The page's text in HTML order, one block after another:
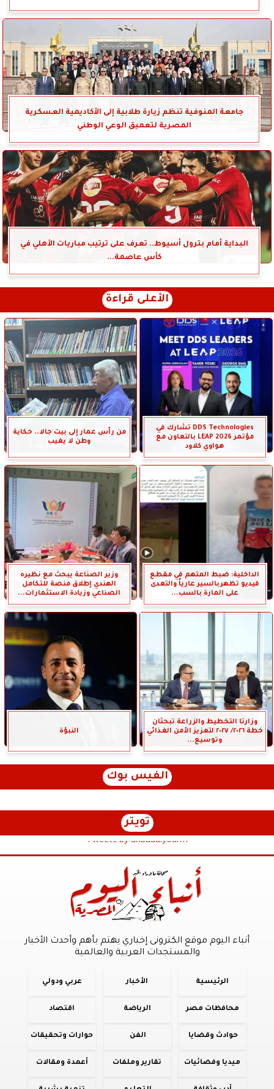
جامعة المنوفية تنظم زيارة طلابية إلى الأكاديمية العسكرية
المصرية لتعميق الوعي الوطني
البداية أمام بترول أسيوط.. تعرف على ترتيب مباريات الأهلي في
كأس عاصمة...
الأعلى قراءة
DDS Technologies تشارك في
مؤتمر LEAP 2026 بالتعاون مع
هواوي كلاود
من رأس عمار إلى بيت جالا.. حكاية
وطن لا يغيب
الداخلية: ضبط المتهم في مقطع
فيديو تظهربالسير عارياً والتعدى
على المارة بالسب...
وزير الصناعة يبحث مع نظيره
الهندي إطلاق منصة للتكامل
الصناعي وزيادة الاستثمارات...
وزارتا التخطيط والزراعة تبحثان
خطة ٢٠٢٦/ ٢٠٢٧ لتعزيز الأمن الغذائي
وتوسيع...
النبؤة
الفيس بوك
تويتر
Tweets by anbaaalyoum1
أنباء اليوم موقع الكترونى إخباري يهتم بأهم وأحدث الأخبار
والمستجدات العربية والعالمية
الرئيسية الأخبار عربي ودولي
محافظات مصر الرياضة اقتصاد
حوادث وقضايا الفن حوارات وتحقيقات
ميديا وفضائيات تقارير وملفات أعمدة ومقالات